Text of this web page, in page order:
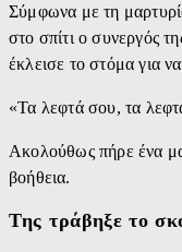
Σύμφωνα με τη
στο σπίτι ο συνεργός
έκλεισε το στόμα για
«Τα λεφτά σου, τα
Ακολούθως πήρε ένα
βοήθεια.
Της τράβηξε το